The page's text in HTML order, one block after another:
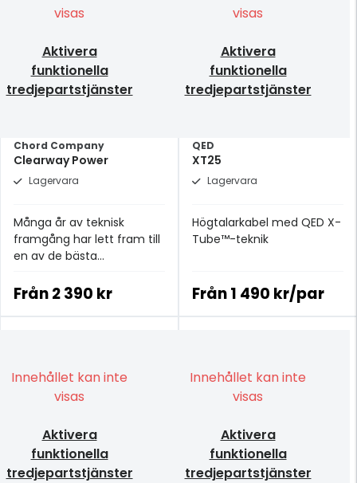
visas
Aktivera
funktionella
tredjepartstjänster
Chord Company
Clearway Power
Lagervara
Många år av teknisk
framgång har lett fram till
en av de bästa
prisklassen.
Från2 390 kr
visas
Aktivera
funktionella
tredjepartstjänster
QED
XT25
Lagervara
Högtalarkabel med QED X-
Tube™-teknik
Från1 490 kr/par
Innehållet kan inte
visas
Aktivera
funktionella
tredjepartstjänster
Innehållet kan inte
visas
Aktivera
funktionella
tredjepartstjänster